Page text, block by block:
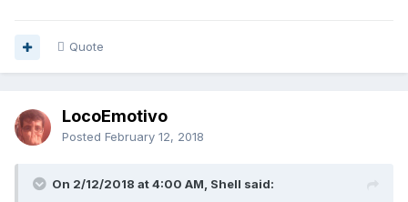
Quote
LocoEmotivo
Posted February 12, 2018
On 2/12/2018 at 4:00 AM, Shell said: